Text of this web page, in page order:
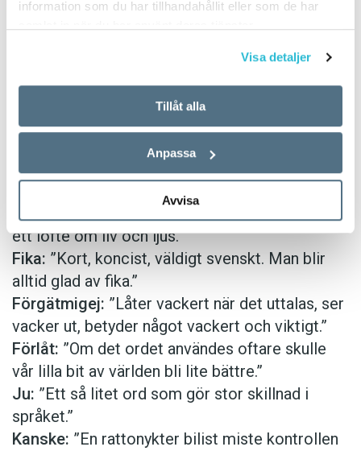
information som du har tillhandahållit eller som de har
Visa detaljer
Tillåt alla
Anpassa
Avvisa
7.kanske
8.lagom
Exempel på läsarnas motiveringar:
”Svenskans finaste ord då det
inkluderar allas vår rätt att vistas i den fina
Dagsmeja:
”Dagsmeja är vårens första viskning,
ett löfte om liv och ljus.”
Fika: ”Kort, koncist, väldigt svenskt. Man blir
alltid glad av fika.”
Förgätmigej: ”Låter vackert när det uttalas, ser
vacker ut, betyder något vackert och viktigt.”
Förlåt: ”Om det ordet användes oftare skulle
vår lilla bit av världen bli lite bättre.”
Ju: ”Ett så litet ord som gör stor skillnad i
språket.”
Kanske: ”En rattonykter bilist miste kontrollen